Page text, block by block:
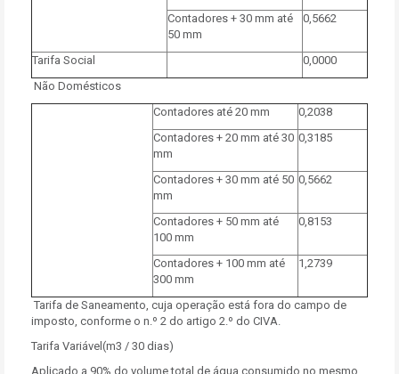
Contadores + 30 mm até
50 mm
0,5662
Tarifa Social
0,0000
Não Domésticos
Contadores até 20 mm
0,2038
Contadores + 20 mm até 30
mm
0,3185
Contadores + 30 mm até 50
mm
0,5662
Contadores + 50 mm até
100 mm
0,8153
Contadores + 100 mm até
300 mm
1,2739
Tarifa de Saneamento, cuja operação está fora do campo de
imposto, conforme o n.º 2 do artigo 2.º do CIVA.
Tarifa Variável(m3 / 30 dias)
Aplicado a 90% do volume total de água consumido no mesmo